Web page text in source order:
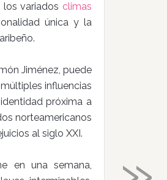
variados climas
única y la
Jiménez, puede
influencias
próxima a
norteamericanos
al siglo XXI.
en una semana,